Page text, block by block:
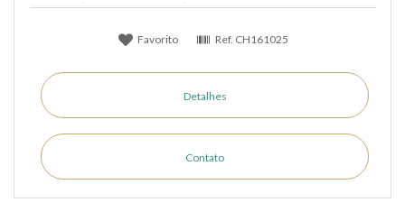
Favorito Ref. CH161025
Detalhes
Contato